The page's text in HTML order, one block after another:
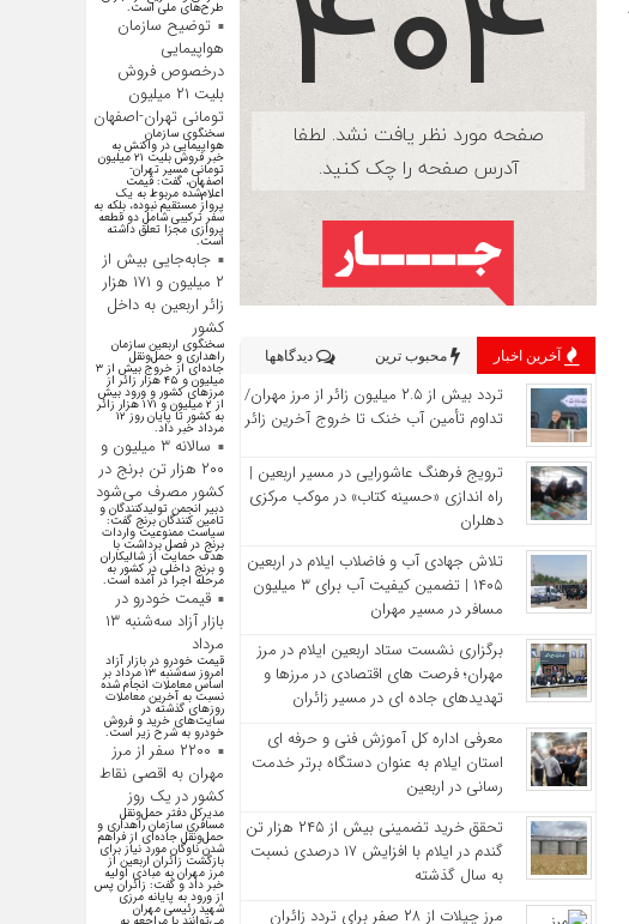
آخرین اخبار محبوب ترین دیدگاهها
تردد بیش از ۲.۵ میلیون زائر از مرز مهران/
تداوم تأمین آب خنک تا خروج آخرین زائر
ترویج فرهنگ عاشورایی در مسیر اربعین |
راه‌ اندازی «حسینه کتاب» در موکب مرکزی
دهلران
تلاش جهادی آب و فاضلاب ایلام در اربعین
۱۴۰۵ | تضمین کیفیت آب برای ۳ میلیون
مسافر در مسیر مهران
برگزاری نشست ستاد اربعین ایلام در مرز
مهران؛ فرصت‌ های اقتصادی در مرزها و
تهدیدهای جاده‌ ای در مسیر زائران
معرفی اداره کل آموزش فنی و حرفه‌ ای
استان ایلام به‌ عنوان دستگاه برتر خدمت‌
رسانی در اربعین
تحقق خرید تضمینی بیش از ۲۴۵ هزار تن
گندم در ایلام با افزایش ۱۷ درصدی نسبت
به سال گذشته
مرز چیلات از ۲۸ صفر برای تردد زائران
طرح‌های ملی است.
توضیح سازمان
هواپیمایی
درخصوص فروش
بلیت ۲۱ میلیون
تومانی تهران-اصفهان
سخنگوی سازمان
هواپیمایی در واکنش به
خبر فروش بلیت ۲۱ میلیون
تومانی مسیر تهران-
اصفهان، گفت: قیمت
اعلام‌شده مربوط به یک
پرواز مستقیم نبوده، بلکه به
سفر ترکیبی شامل دو قطعه
پروازی مجزا تعلق داشته
است.
جابه‌جایی بیش از
۲ میلیون و ۱۷۱ هزار
زائر اربعین به داخل
کشور
سخنگوی اربعین سازمان
راهداری و حمل‌ونقل
جاده‌ای از خروج بیش از ۳
میلیون و ۴۵ هزار زائر از
مرز‌های کشور و ورود بیش
از ۲ میلیون و ۱۷۱ هزار زائر
به کشور تا پایان روز ۱۲
مرداد خبر داد.
سالانه ۳ میلیون و
۲۰۰ هزار تن برنج در
کشور مصرف می‌شود
دبیر انجمن تولیدکنندگان و
تامین کنندگان برنج گفت:
سیاست ممنوعیت واردات
برنج در فصل برداشت با
هدف حمایت از شالیکاران
و برنج داخلی در کشور به
مرحله اجرا در آمده است.
قیمت خودرو در
بازار آزاد سه‌شنبه ۱۳
مرداد
قیمت خودرو در بازار آزاد
امروز سه‌شنبه ۱۳ مرداد بر
اساس معاملات انجام شده
نسبت به آخرین معاملات
روز‌های گذشته در
سایت‌های خرید و فروش
خودرو به شرح زیر است.
۲۲۰۰ سفر از مرز
مهران به اقصی نقاط
کشور در یک روز
مدیرکل دفتر حمل‌ونقل
مسافری سازمان راهداری و
حمل‌ونقل جاده‌ای از فراهم
شدن ناوگان مورد نیاز برای
بازگشت زائران اربعین از
مرز مهران به مبادی اولیه
خبر داد و گفت: زائران پس
از ورود به پایانه مرزی
شهید رئیسی مهران